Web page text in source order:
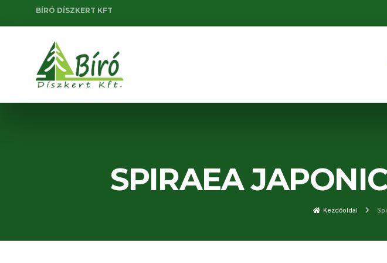
BÍRÓ DÍSZKERT KFT
SPIRAEA
Kezdőoldal